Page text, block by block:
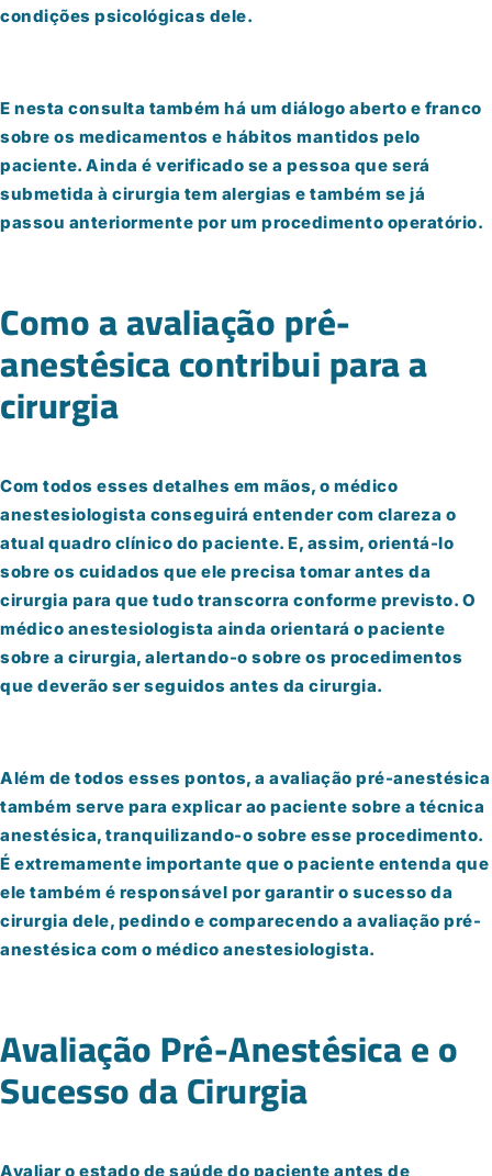
condições psicológicas dele.
E nesta consulta também há um diálogo aberto e franco
sobre os medicamentos e hábitos mantidos pelo
paciente. Ainda é verificado se a pessoa que será
submetida à cirurgia tem alergias e também se já
passou anteriormente por um procedimento operatório.
Como a avaliação pré-
anestésica contribui para a
cirurgia
Com todos esses detalhes em mãos, o médico
anestesiologista conseguirá entender com clareza o
atual quadro clínico do paciente. E, assim, orientá-lo
sobre os cuidados que ele precisa tomar antes da
cirurgia para que tudo transcorra conforme previsto. O
médico anestesiologista ainda orientará o paciente
sobre a cirurgia, alertando-o sobre os procedimentos
que deverão ser seguidos antes da cirurgia.
Além de todos esses pontos, a avaliação pré-anestésica
também serve para explicar ao paciente sobre a técnica
anestésica, tranquilizando-o sobre esse procedimento.
É extremamente importante que o paciente entenda que
ele também é responsável por garantir o sucesso da
cirurgia dele, pedindo e comparecendo a avaliação pré-
anestésica com o médico anestesiologista.
Avaliação Pré-Anestésica e o
Sucesso da Cirurgia
Avaliar o estado de saúde do paciente antes de